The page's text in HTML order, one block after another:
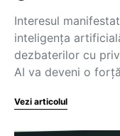
Interesul
inteligenţa
dezbaterilor cu
AI va deveni o
Vezi articolul